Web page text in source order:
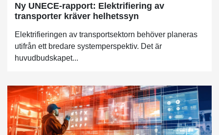
Ny UNECE-rapport: Elektrifiering av
transporter kräver helhetssyn
Elektrifieringen av transportsektorn behöver planeras
utifrån ett bredare systemperspektiv. Det är
huvudbudskapet...